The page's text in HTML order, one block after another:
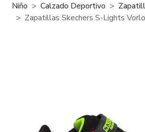
Niño Calzado Deportivo
Zapatillas Skechers S-Lights